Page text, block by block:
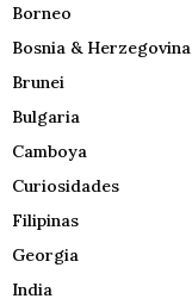
Borneo
Bosnia & Herzegovina
Brunei
Bulgaria
Camboya
Curiosidades
Filipinas
Georgia
India